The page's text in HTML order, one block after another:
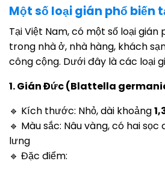
Một số loại gián phổ biến
Tại Việt Nam, có một số loại
trong nhà ở, nhà hàng, khách
công cộng. Dưới đây là các loại
1. Gián Đức (Blattella
🔹 Kích thước: Nhỏ, dài khoảng
🔹 Màu sắc: Nâu vàng, có hai
lưng
🔹 Đặc điểm: